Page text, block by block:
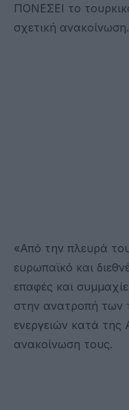
ΠΟΝΕΣΕΙ το
σχετική ανακοίνωση.
«Από την πλευρά
ευρωπαϊκό και
επαφές και
στην ανατροπή των
ενεργειών κατά της
ανακοίνωση τους.